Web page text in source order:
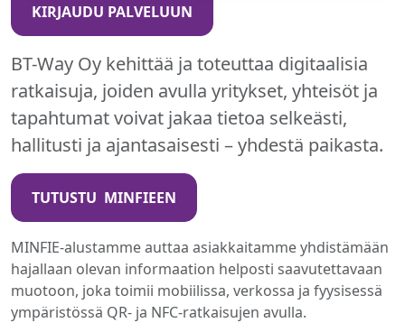
KIRJAUDU PALVELUUN
BT-Way Oy kehittää ja toteuttaa digitaalisia
ratkaisuja, joiden avulla yritykset, yhteisöt ja
tapahtumat voivat jakaa tietoa selkeästi,
hallitusti ja ajantasaisesti – yhdestä paikasta.
TUTUSTU MINFIEEN
MINFIE-alustamme auttaa asiakkaitamme yhdistämään
hajallaan olevan informaation helposti saavutettavaan
muotoon, joka toimii mobiilissa, verkossa ja fyysisessä
ympäristössä QR- ja NFC-ratkaisujen avulla.